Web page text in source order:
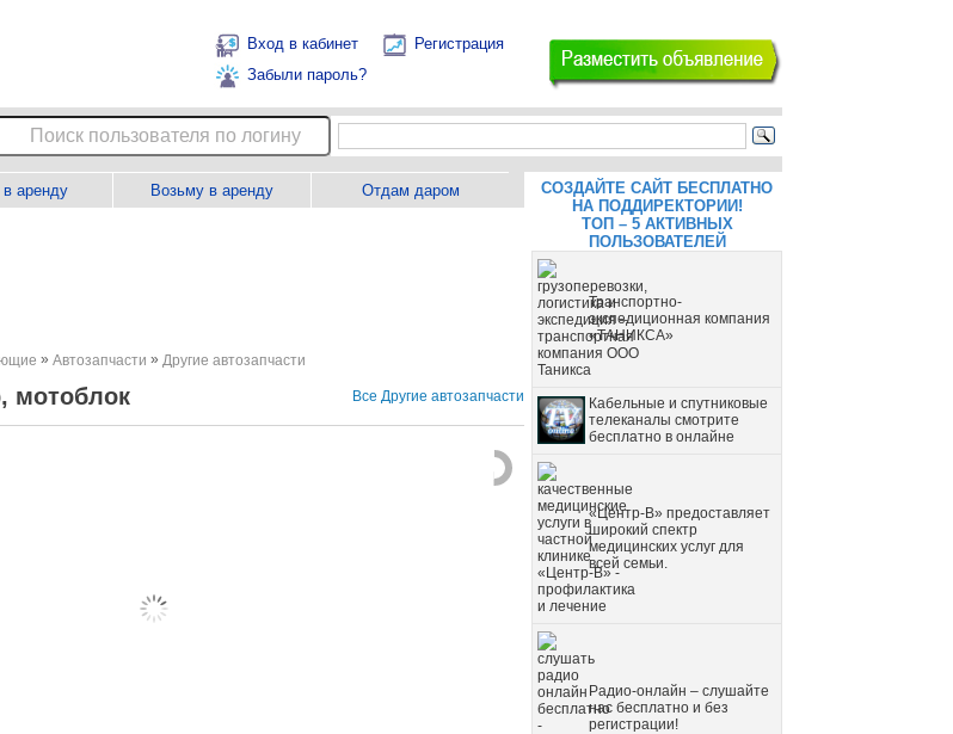
Вход в кабинет
Регистрация
Забыли пароль?
аренду Возьму в аренду Отдам даром
» Автозапчасти » Другие автозапчасти
мотоблок Все Другие автозапчасти
СОЗДАЙТЕ САЙТ БЕСПЛАТНО
НА ПОДДИРЕКТОРИИ!
ТОП – 5 АКТИВНЫХ
ПОЛЬЗОВАТЕЛЕЙ
Транспортно-
экспедиционная компания
«ТАНИКСА»
Кабельные и спутниковые
телеканалы смотрите
бесплатно в онлайне
«Центр-В» предоставляет
широкий спектр
медицинских услуг для
всей семьи.
Радио-онлайн – слушайте
нас бесплатно и без
регистрации!